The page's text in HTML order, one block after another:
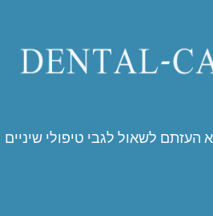
לשאול לגבי טיפולי שיניים